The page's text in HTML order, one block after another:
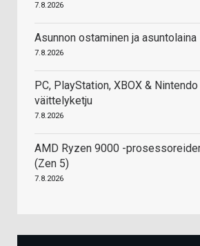
7.8.2026
Asunnon ostaminen ja asuntolaina
7.8.2026
PC, PlayStation, XBOX &
väittelyketju
7.8.2026
AMD Ryzen 9000 -
(Zen 5)
7.8.2026